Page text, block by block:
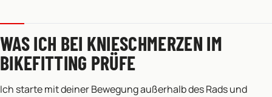
WAS ICH BEI KNIESCHMERZEN IM
BIKEFITTING PRÜFE
Ich starte mit deiner Bewegung außerhalb des Rads und